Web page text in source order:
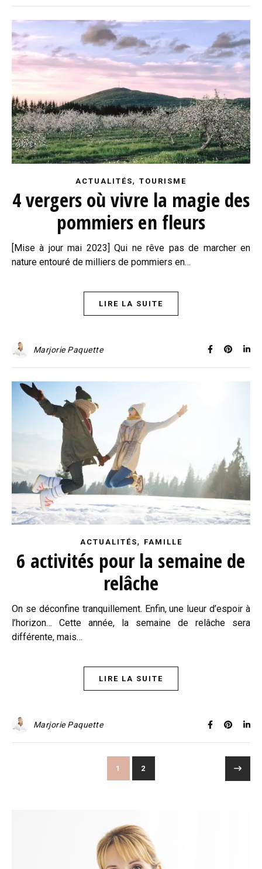
ACTUALITÉS, TOURISME
4 vergers où vivre la magie des
pommiers en fleurs
[Mise à jour mai 2023] Qui ne rêve pas de marcher en
nature entouré de milliers de pommiers en…
LIRE LA SUITE
Marjorie Paquette
ACTUALITÉS, FAMILLE
6 activités pour la semaine de
relâche
On se déconfine tranquillement. Enfin, une lueur d’espoir à
l’horizon… Cette année, la semaine de relâche sera
différente, mais…
LIRE LA SUITE
Marjorie Paquette
1 2